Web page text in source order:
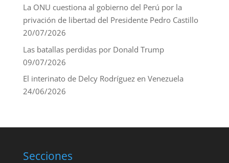
La ONU cuestiona al gobierno del Perú por la
privación de libertad del Presidente Pedro Castillo
20/07/2026
Las batallas perdidas por Donald Trump
09/07/2026
El interinato de Delcy Rodríguez en Venezuela
24/06/2026
Secciones